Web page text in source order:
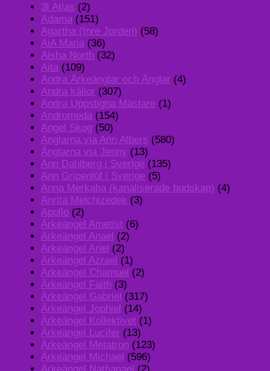
3I Atlas (2)
Adama (151)
Agartha (Inre Jorden) (58)
AiA Maria (36)
Aisha North (32)
Aita (109)
Andra Ärkeänglar och Änglar (4)
Andra källor (307)
Andra Uppstigna Mästare (1)
Andromeda (154)
Angel Skog (50)
Änglarna via Ann Albers (580)
Änglarna via Jenny (13)
Ann Dahlberg i Sverige (135)
Ann Gripenlöf i Sverige (5)
Anna Merkaba (kanaliserade budskap) (4)
Anrita Melchizedek (3)
Apollo (2)
Ärkeängel Ametist (6)
Ärkeängel Anael (2)
Ärkeängel Ariel (2)
Ärkeängel Azrael (1)
Ärkeängel Chamuel (2)
Ärkeängel Faith (3)
Ärkeängel Gabriel (317)
Ärkeängel Jophiel (14)
Ärkeängel Kollektivet (1)
Ärkeängel Lucifer (13)
Ärkeängel Metatron (123)
Ärkeängel Michael (596)
Ärkeängel Nathanael (2)